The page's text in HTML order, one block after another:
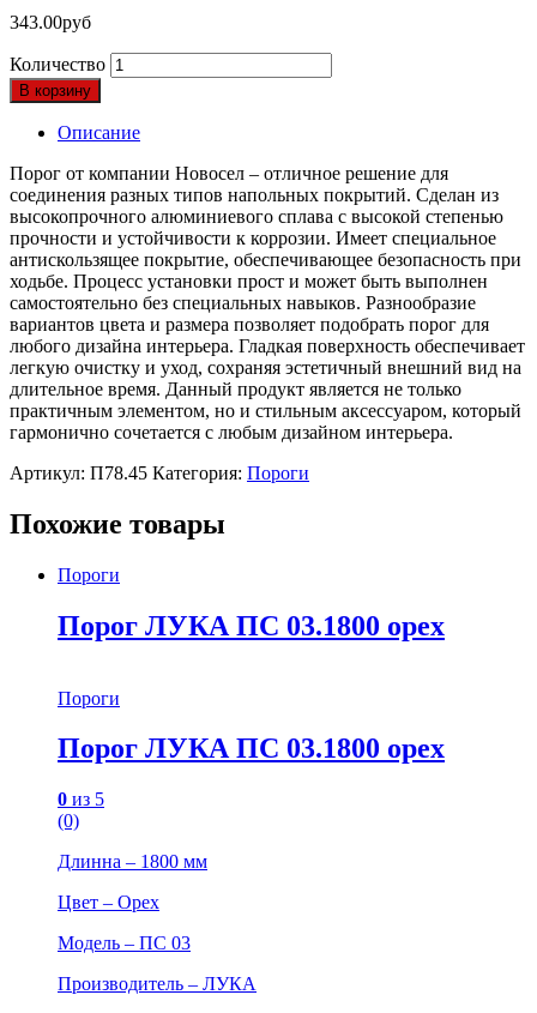
343.00руб
Количество
В корзину
Описание
Порог от компании Новосел – отличное решение для
соединения разных типов напольных покрытий. Сделан из
высокопрочного алюминиевого сплава с высокой степенью
прочности и устойчивости к коррозии. Имеет специальное
антискользящее покрытие, обеспечивающее безопасность при
ходьбе. Процесс установки прост и может быть выполнен
самостоятельно без специальных навыков. Разнообразие
вариантов цвета и размера позволяет подобрать порог для
любого дизайна интерьера. Гладкая поверхность обеспечивает
легкую очистку и уход, сохраняя эстетичный внешний вид на
длительное время. Данный продукт является не только
практичным элементом, но и стильным аксессуаром, который
гармонично сочетается с любым дизайном интерьера.
Артикул: П78.45 Категория: Пороги
Похожие товары
Пороги
Порог ЛУКА ПС 03.1800 орех
Пороги
Порог ЛУКА ПС 03.1800 орех
0 из 5
(0)
Длинна – 1800 мм
Цвет – Орех
Модель – ПС 03
Производитель – ЛУКА